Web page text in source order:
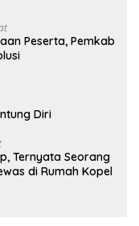
Peserta, Pemkab
Diri
Ternyata Seorang
di Rumah Kopel